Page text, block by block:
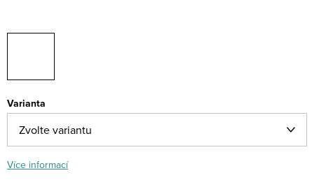
Varianta
Více informací